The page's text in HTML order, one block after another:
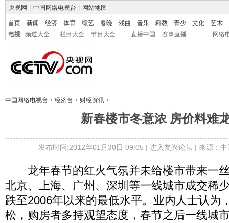
央视网 中国网络电视台 网站地图
首页 新闻 经济 体育 综艺 春晚 戏曲 音乐 科教 青少 文化
艺术
电视
频道大全 栏目大全 节目大全 直播中国 赛事直播 网络
中国网络电视台 > 经济台 > 财经资讯 >
新春楼市冬意浓 房价料难
发布时间:2012年01月30日 09:05 | 进入复兴论坛| 来源：
龙年春节的红火气氛并未给楼市带来一
北京、上海、广州、深圳等一线城市成交稀
跌至2006年以来的最低水平。业内人士认为
松，购房者多持观望态度，春节之后一线城